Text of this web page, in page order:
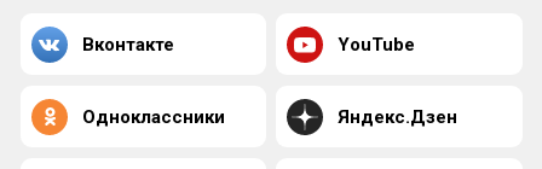
Вконтакте YouTube
Одноклассники Яндекс.Дзен